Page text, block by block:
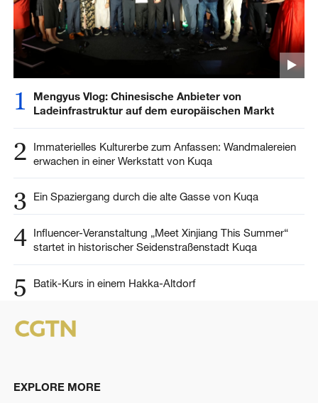
1
Mengyus Vlog: Chinesische Anbieter von
Ladeinfrastruktur auf dem europäischen Markt
2
Immaterielles Kulturerbe zum Anfassen: Wandmalereien
erwachen in einer Werkstatt von Kuqa
3 Ein Spaziergang durch die alte Gasse von Kuqa
4 Influencer-Veranstaltung „Meet Xinjiang This Summer“
startet in historischer Seidenstraßenstadt Kuqa
5 Batik-Kurs in einem Hakka-Altdorf
EXPLORE MORE